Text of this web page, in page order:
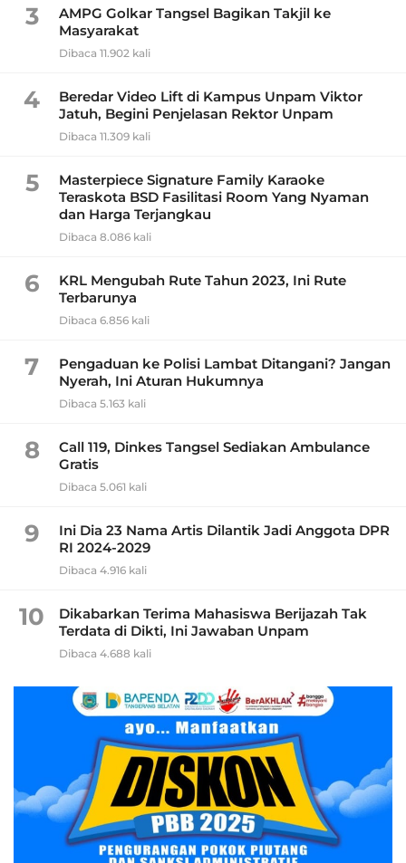
3
AMPG Golkar Tangsel Bagikan Takjil ke
Masyarakat
Dibaca 11.902 kali
4
Beredar Video Lift di Kampus Unpam Viktor
Jatuh, Begini Penjelasan Rektor Unpam
Dibaca 11.309 kali
5
Masterpiece Signature Family Karaoke
Teraskota BSD Fasilitasi Room Yang Nyaman
dan Harga Terjangkau
Dibaca 8.086 kali
6
KRL Mengubah Rute Tahun 2023, Ini Rute
Terbarunya
Dibaca 6.856 kali
7
Pengaduan ke Polisi Lambat Ditangani? Jangan
Nyerah, Ini Aturan Hukumnya
Dibaca 5.163 kali
8
Call 119, Dinkes Tangsel Sediakan Ambulance
Gratis
Dibaca 5.061 kali
9
Ini Dia 23 Nama Artis Dilantik Jadi Anggota DPR
RI 2024-2029
Dibaca 4.916 kali
10
Dikabarkan Terima Mahasiswa Berijazah Tak
Terdata di Dikti, Ini Jawaban Unpam
Dibaca 4.688 kali